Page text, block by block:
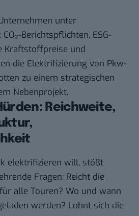
unter
Berichtspflichten, ESG-
Kraftstoffpreise und
die Elektrifizierung von Pkw-
zu einem strategischen
Nebenprojekt.
Reichweite,
elektrifizieren will, stößt
Fragen: Reicht die
alle Touren? Wo und wann
werden? Lohnt sich die